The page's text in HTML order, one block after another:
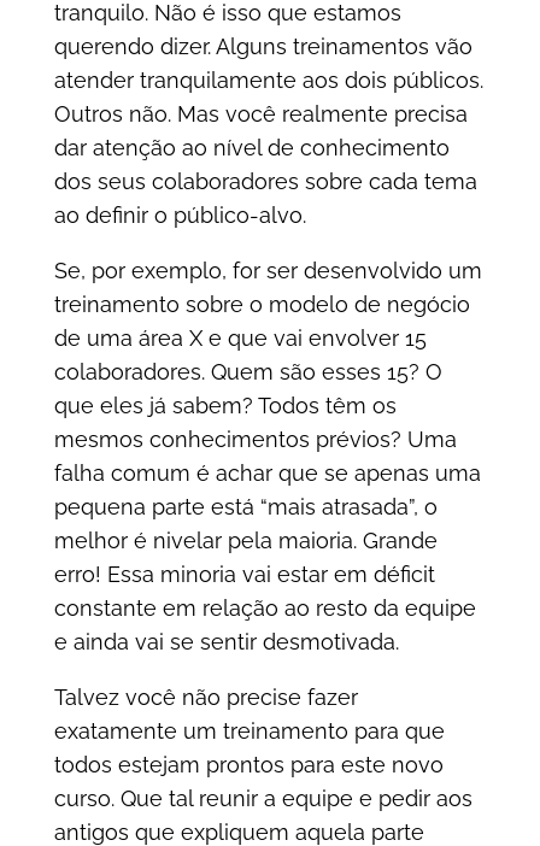
tranquilo. Não é isso que estamos
querendo dizer. Alguns treinamentos vão
atender tranquilamente aos dois públicos.
Outros não. Mas você realmente precisa
dar atenção ao nível de conhecimento
dos seus colaboradores sobre cada tema
ao definir o público-alvo.
Se, por exemplo, for ser desenvolvido um
treinamento sobre o modelo de negócio
de uma área X e que vai envolver 15
colaboradores. Quem são esses 15? O
que eles já sabem? Todos têm os
mesmos conhecimentos prévios? Uma
falha comum é achar que se apenas uma
pequena parte está “mais atrasada”, o
melhor é nivelar pela maioria. Grande
erro! Essa minoria vai estar em déficit
constante em relação ao resto da equipe
e ainda vai se sentir desmotivada.
Talvez você não precise fazer
exatamente um treinamento para que
todos estejam prontos para este novo
curso. Que tal reunir a equipe e pedir aos
antigos que expliquem aquela parte